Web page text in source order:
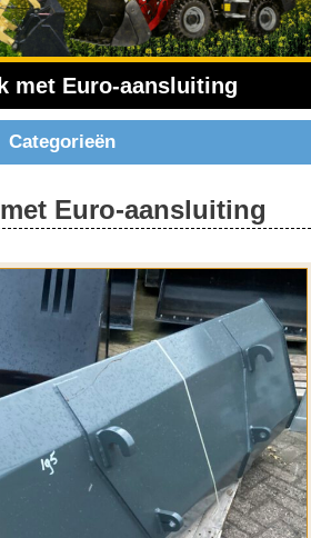
met Euro-aansluiting
Categorieën
Euro-aansluiting